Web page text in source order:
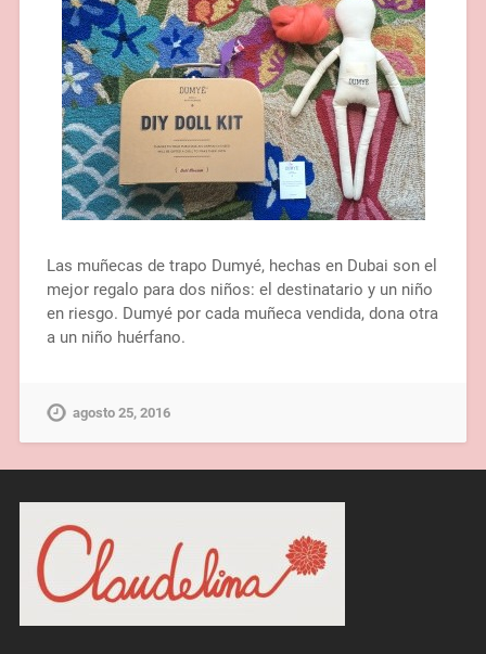
Las muñecas de trapo Dumyé, hechas en Dubai son el
mejor regalo para dos niños: el destinatario y un niño
en riesgo. Dumyé por cada muñeca vendida, dona otra
a un niño huérfano.
agosto 25, 2016